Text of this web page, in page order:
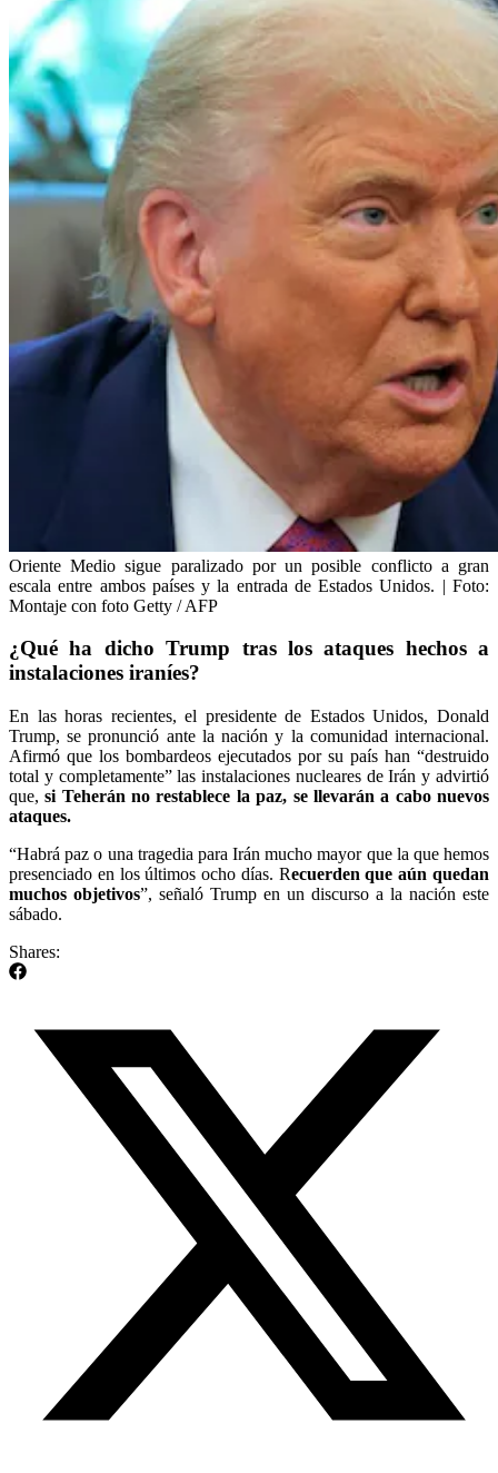
Oriente Medio sigue paralizado por un posible conflicto a gran
escala entre ambos países y la entrada de Estados Unidos. | Foto:
Montaje con foto Getty / AFP
¿Qué ha dicho Trump tras los ataques hechos a
instalaciones iraníes?
En las horas recientes, el presidente de Estados Unidos, Donald
Trump, se pronunció ante la nación y la comunidad internacional.
Afirmó que los bombardeos ejecutados por su país han “destruido
total y completamente” las instalaciones nucleares de Irán y advirtió
que, si Teherán no restablece la paz, se llevarán a cabo nuevos
ataques.
“Habrá paz o una tragedia para Irán mucho mayor que la que hemos
presenciado en los últimos ocho días. Recuerden que aún quedan
muchos objetivos”, señaló Trump en un discurso a la nación este
sábado.
Shares: